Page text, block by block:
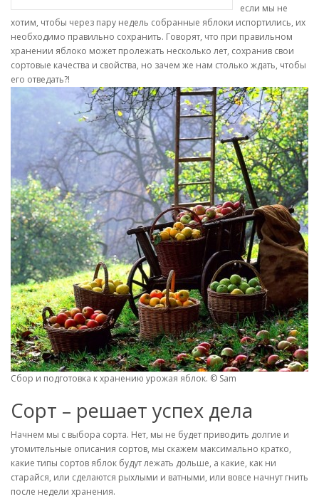
если мы не
хотим, чтобы через пару недель собранные яблоки испортились, их
необходимо правильно сохранить. Говорят, что при правильном
хранении яблоко может пролежать несколько лет, сохранив свои
сортовые качества и свойства, но зачем же нам столько ждать, чтобы
его отведать?!
Сбор и подготовка к хранению урожая яблок. © Sam
Сорт – решает успех дела
Начнем мы с выбора сорта. Нет, мы не будет приводить долгие и
утомительные описания сортов, мы скажем максимально кратко,
какие типы сортов яблок будут лежать дольше, а какие, как ни
старайся, или сделаются рыхлыми и ватными, или вовсе начнут гнить
после недели хранения.